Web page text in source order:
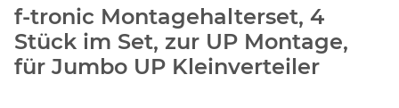
f-tronic Montagehalterset, 4
Stück im Set, zur UP Montage,
für Jumbo UP Kleinverteiler